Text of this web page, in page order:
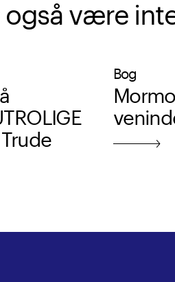
være
Bog